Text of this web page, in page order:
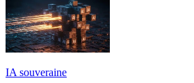
IA souveraine